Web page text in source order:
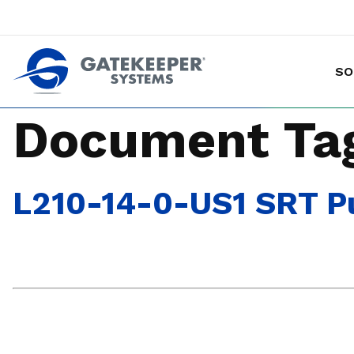
Document
L210-14-0-US1 SRT